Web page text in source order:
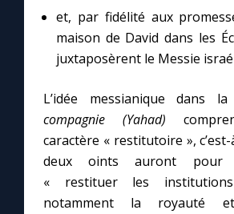
et, par fidélité aux
maison de David dans les
juxtaposèrent le Messie
L’idée messianique dans la
compagnie (Yahad)
caractère « restitutoire »,
deux oints auront pour
« restituer les
notamment la royauté